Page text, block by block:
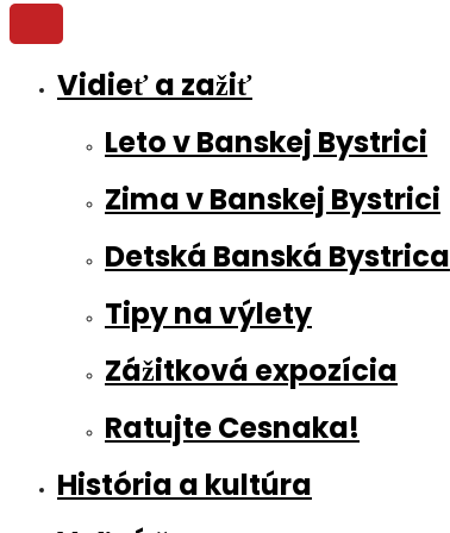
Vidieť a zažiť
Leto v Banskej Bystrici
Zima v Banskej Bystrici
Detská Banská Bystrica
Tipy na výlety
Zážitková expozícia
Ratujte Cesnaka!
História a kultúra